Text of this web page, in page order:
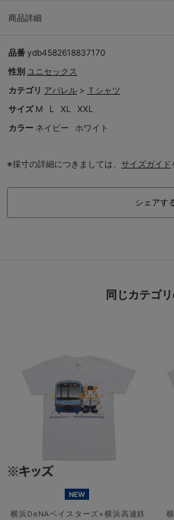
商品詳細
品番 ydb4582618837170
性別 ユニセックス
カテゴリ アパレル > Ｔシャツ
サイズ M L XL
XXL
カラー ネイビー ホワイト
※採寸の詳細につきましては、 サイズガイド
シェアす
同じカテゴ
NEW
横浜DeNAベイスターズ×横浜高速鉄